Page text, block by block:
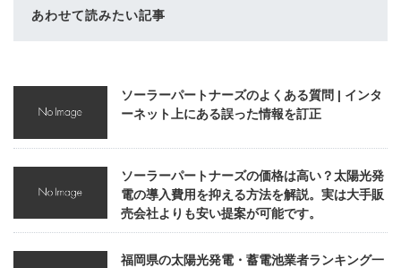
あわせて読みたい記事
ソーラーパートナーズのよくある質問 | インタ
ーネット上にある誤った情報を訂正
ソーラーパートナーズの価格は高い？太陽光発
電の導入費用を抑える方法を解説。実は大手販
売会社よりも安い提案が可能です。
福岡県の太陽光発電・蓄電池業者ランキング一